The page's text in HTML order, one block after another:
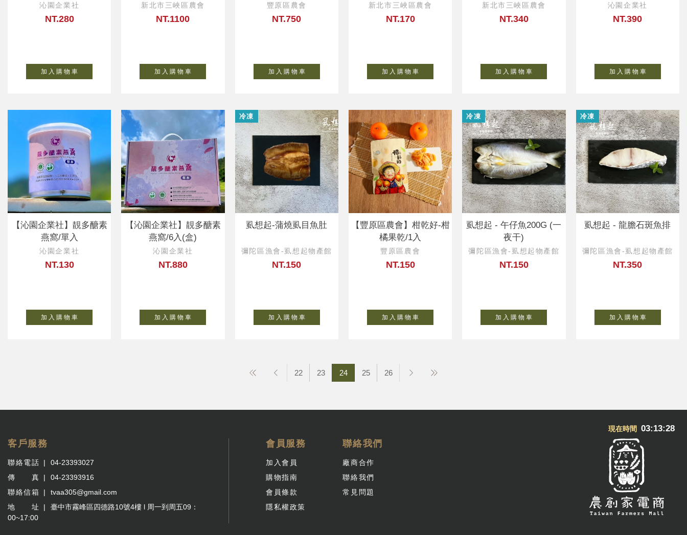
沁園企業社
NT.280
加 入 購 物 車
新北市三峽區農會
NT.1100
加 入 購 物 車
豐原區農會
NT.750
加 入 購 物 車
新北市三峽區農會
NT.170
加 入 購 物 車
新北市三峽區農會
NT.340
加 入 購 物 車
沁園企業社
NT.390
加 入 購 物 車
【沁園企業社】靚多醣素
燕窩/單入
沁園企業社
NT.130
加 入 購 物 車
【沁園企業社】靚多醣素
燕窩/6入(盒)
沁園企業社
NT.880
加 入 購 物 車
冷凍
虱想起-蒲燒虱目魚肚
彌陀區漁會-虱想起物產館
NT.150
加 入 購 物 車
【豐原區農會】柑乾好-柑
橘果乾/1入
豐原區農會
NT.150
加 入 購 物 車
冷凍
虱想起 - 午仔魚200G (一
夜干)
彌陀區漁會-虱想起物產館
NT.150
加 入 購 物 車
冷凍
虱想起 - 龍膽石斑魚排
彌陀區漁會-虱想起物產館
NT.350
加 入 購 物 車
22 23 24 25 26
現在時間 03:13:29
客戶服務
聯絡電話
04-23393027
傳 真
04-23393916
聯絡信箱
tvaa305@gmail.com
地 址
臺中市霧峰區四德路10號4樓 l 周一到周五09：
00~17:00
會員服務
加入會員
購物指南
會員條款
隱私權政策
聯絡我們
廠商合作
聯絡我們
常見問題